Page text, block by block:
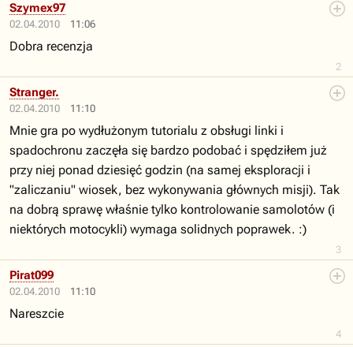
02.04.2010 11:06
2
Szymex97
Dobra recenzja
02.04.2010 11:10
3
Stranger.
Mnie gra po wydłużonym tutorialu z obsługi linki i
spadochronu zaczęła się bardzo podobać i spędziłem już
przy niej ponad dziesięć godzin (na samej eksploracji i
"zaliczaniu" wiosek, bez wykonywania głównych misji). Tak
na dobrą sprawę właśnie tylko kontrolowanie samolotów (i
niektórych motocykli) wymaga solidnych poprawek. :)
02.04.2010 11:10
4
Pirat099
Nareszcie